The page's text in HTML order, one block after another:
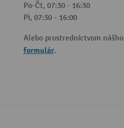
Po-Čt, 07:30 - 16:30
Pi, 07:30 - 16:00
Alebo prostredníctvom nášho
formulár.